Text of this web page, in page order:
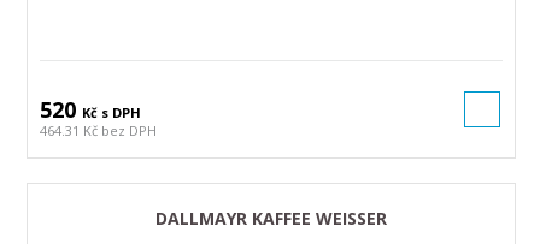
520 Kč s DPH
464.31 Kč bez DPH
DALLMAYR KAFFEE WEISSER